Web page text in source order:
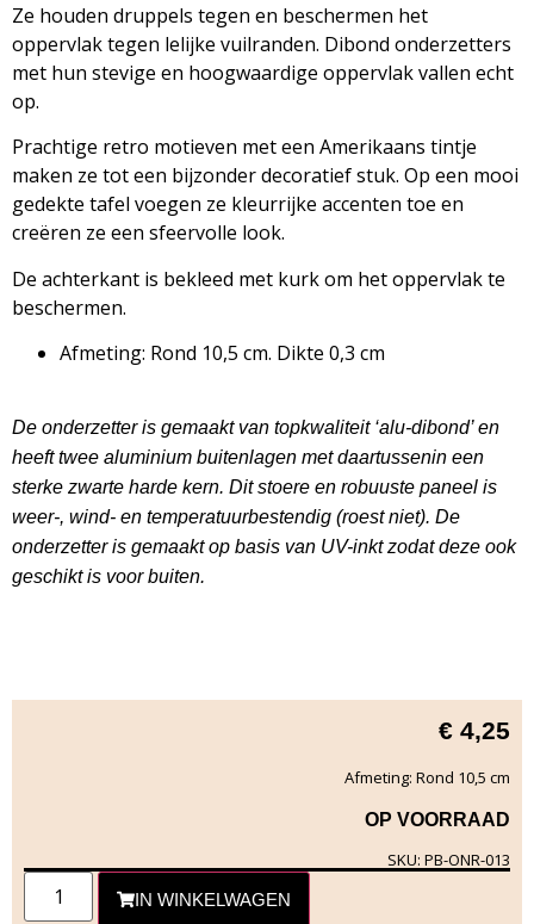
Ze houden druppels tegen en beschermen het
oppervlak tegen lelijke vuilranden. Dibond onderzetters
met hun stevige en hoogwaardige oppervlak vallen echt
op.
Prachtige retro motieven met een Amerikaans tintje
maken ze tot een bijzonder decoratief stuk. Op een mooi
gedekte tafel voegen ze kleurrijke accenten toe en
creëren ze een sfeervolle look.
De achterkant is bekleed met kurk om het oppervlak te
beschermen.
Afmeting: Rond 10,5 cm. Dikte 0,3 cm
De onderzetter is gemaakt van topkwaliteit ‘alu-dibond’ en
heeft twee aluminium buitenlagen met daartussenin een
sterke zwarte harde kern. Dit stoere en robuuste paneel is
weer-, wind- en temperatuurbestendig (roest niet). De
onderzetter is gemaakt op basis van UV-inkt zodat deze ook
geschikt is voor buiten.
€ 4,25
Afmeting: Rond 10,5 cm
OP VOORRAAD
SKU: PB-ONR-013
IN WINKELWAGEN